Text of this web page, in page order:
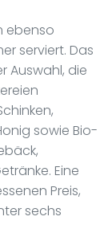
ebenso
serviert. Das
Auswahl, die
sowie Bio-
Eine
Preis,
sechs